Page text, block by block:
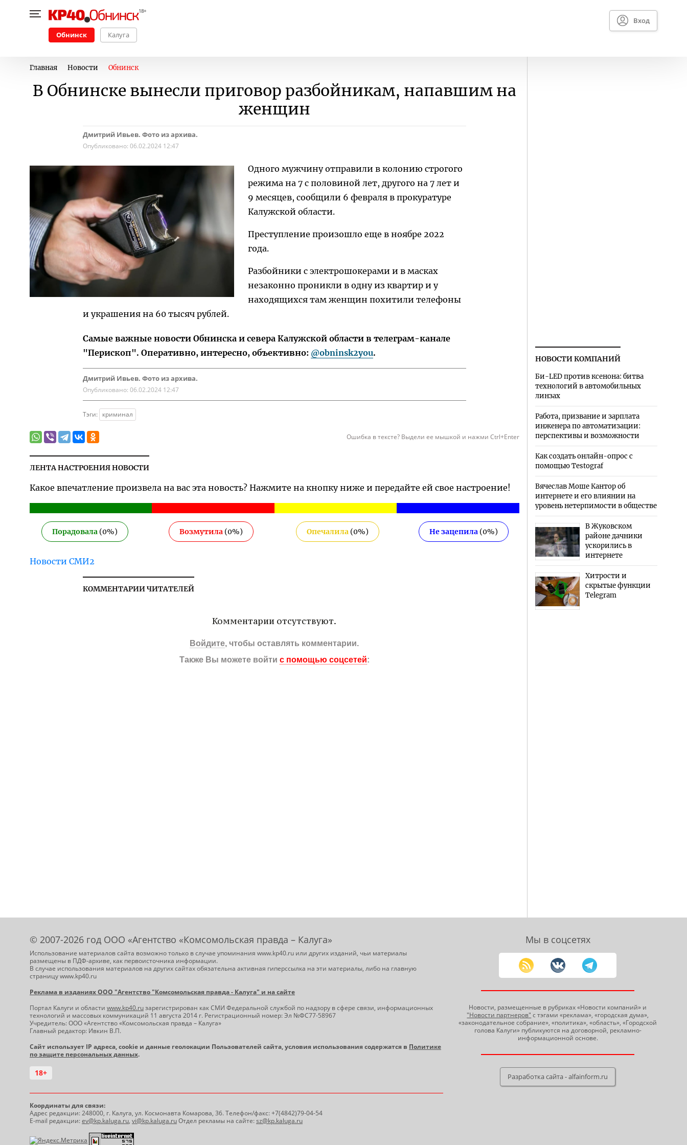
Обнинск Калуга
Вход
Главная Новости Обнинск
В Обнинске вынесли приговор разбойникам, напавшим на
женщин
Дмитрий Ивьев. Фото из архива.
Опубликовано: 06.02.2024 12:47
Одного мужчину отправили в колонию строгого
режима на 7 с половиной лет, другого на 7 лет и
9 месяцев, сообщили 6 февраля в прокуратуре
Калужской области.
Преступление произошло еще в ноябре 2022
года.
Разбойники с электрошокерами и в масках
незаконно проникли в одну из квартир и у
находящихся там женщин похитили телефоны
и украшения на 60 тысяч рублей.
Самые важные новости Обнинска и севера Калужской области в телеграм-канале
"Перископ". Оперативно, интересно, объективно: @obninsk2you.
Дмитрий Ивьев. Фото из архива.
Опубликовано: 06.02.2024 12:47
Тэги: криминал
Ошибка в тексте? Выдели ее мышкой и нажми Ctrl+Enter
ЛЕНТА НАСТРОЕНИЯ НОВОСТИ
Какое впечатление произвела на вас эта новость? Нажмите на кнопку ниже и передайте ей свое настроение!
Порадовала (0%) Возмутила (0%) Опечалила(0%) Не зацепила (0%)
Новости СМИ2
КОММЕНТАРИИ ЧИТАТЕЛЕЙ
Комментарии отсутствуют.
Войдите, чтобы оставлять комментарии.
Также Вы можете войти с помощью соцсетей:
НОВОСТИ КОМПАНИЙ
Би-LED против ксенона: битва
технологий в автомобильных
линзах
Работа, призвание и зарплата
инженера по автоматизации:
перспективы и возможности
Как создать онлайн-опрос с
помощью Testograf
Вячеслав Моше Кантор об
интернете и его влиянии на
уровень нетерпимости в обществе
В Жуковском
районе дачники
ускорились в
интернете
Хитрости и
скрытые функции
Telegram
© 2007-2026 год ООО «Агентство «Комсомольская правда – Калуга»
Использование материалов сайта возможно только в случае упоминания www.kp40.ru или других изданий, чьи материалы
размещены в ПДФ-архиве, как первоисточника информации.
В случае использования материалов на других сайтах обязательна активная гиперссылка на эти материалы, либо на главную
страницу www.kp40.ru
Реклама в изданиях ООО "Агентство "Комсомольская правда - Калуга" и на сайте
Портал Калуги и области www.kp40.ruзарегистрирован как СМИ Федеральной службой по надзору в сфере связи, информационных
технологий и массовых коммуникаций 11 августа 2014 г. Регистрационный номер: Эл №ФС77-58967
Учредитель: ООО «Агентство «Комсомольская правда – Калуга»
Главный редактор: Ивкин В.П.
Сайт использует IP адреса, cookie и данные геолокации Пользователей сайта, условия использования содержатся в Политике
по защите персональных данных.
18+
Координаты для связи:
Адрес редакции: 248000, г. Калуга, ул. Космонавта Комарова, 36. Телефон/факс: +7(4842)79-04-54
E-mail редакции:ev@kp.kaluga.ru, vi@kp.kaluga.ruОтдел рекламы на сайте:sz@kp.kaluga.ru
Мы в соцсетях
Новости, размещенные в рубриках «Новости компаний» и
"Новости партнеров" с тэгами «реклама», «городская дума»,
«законодательное собрание», «политика», «область», «Городской
голова Калуги» публикуются на договорной, рекламно-
информационной основе.
Разработка сайта - alfainform.ru